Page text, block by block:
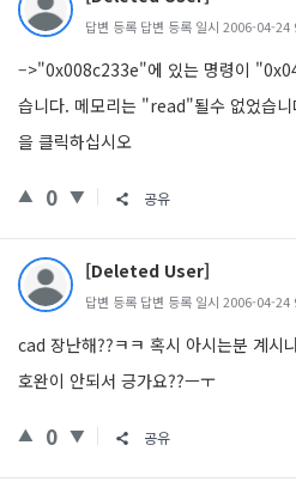
답변 등록 답변 등록 일시 2006-04-
–>"0x008c233e"에 있는 명령이
습니다. 메모리는 "read"될수 없었습
을 클릭하십시오
0 공유
[Deleted User]
답변 등록 답변 등록 일시 2006-04-
cad 장난해??ㅋㅋ 혹시 아시는분 계시
호완이 안되서 긍가요??ㅡㅜ
0 공유